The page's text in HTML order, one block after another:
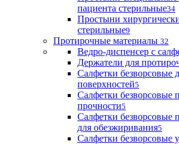
пациента стерильные34
Простыни
стерильные9
Протирочные материалы 32
Ведро-диспенсер с
Держатели для
Салфетки безворсовые
поверхностей5
Салфетки безворсовые
прочности5
Салфетки безворсовые
для обезжиривания5
Салфетки безворсовые